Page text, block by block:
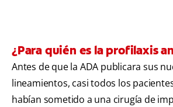
¿Para quién es la profilaxis
Antes de que la ADA publicara sus
lineamientos, casi todos los
habían sometido a una cirugía de